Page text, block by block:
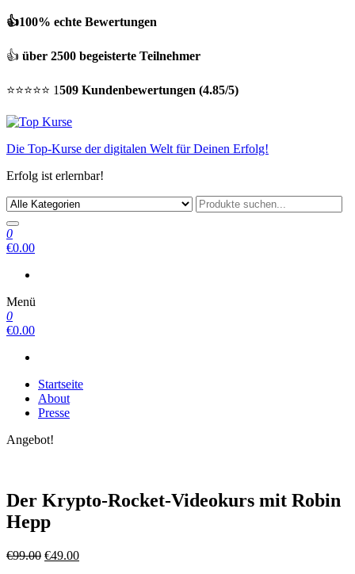
👍100% echte Bewertungen
👍 über 2500 begeisterte Teilnehmer
⭐⭐⭐⭐⭐ 1509 Kundenbewertungen (4.85/5)
Die Top-Kurse der digitalen Welt für Deinen Erfolg!
Erfolg ist erlernbar!
0
€0.00
Menü
0
€0.00
Startseite
About
Presse
Angebot!
Der Krypto-Rocket-Videokurs mit Robin
Hepp
€99.00 €49.00